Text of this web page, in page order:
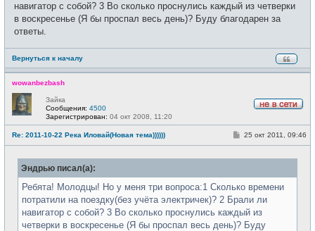
н
и
е
навигатор с собой? 3 Во сколько проснулись каждый из четверки
в воскресенье (Я бы проспал весь день)? Буду благодарен за
ответы.
Вернуться к началу
wowanbezbash
с
е
Зайка
Сообщения: 4500
Зарегистрирован: 04 окт 2008, 11:20
Re: 2011-10-22 Река Иловай(Новая тема))))))
С
б
е
н
е
25 окт 2011, 09:46
Эндрью писал(а):
Ребята! Молодцы! Но у меня три вопроса:1 Сколько времени
потратили на поездку(без учёта электричек)? 2 Брали ли
навигатор с собой? 3 Во сколько проснулись каждый из
четверки в воскресенье (Я бы проспал весь день)? Буду